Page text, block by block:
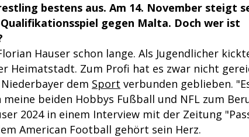
bestens aus. Am 14. November steigt
gegen Malta. Doch wer ist
Hauser schon lange. Als Jugendlicher
Heimatstadt. Zum Profi hat es zwar nicht
dem Sport verbunden geblieben.
meine beiden Hobbys Fußball und NFL zum
2024 in einem Interview mit der Zeitung
American Football gehört sein Herz.